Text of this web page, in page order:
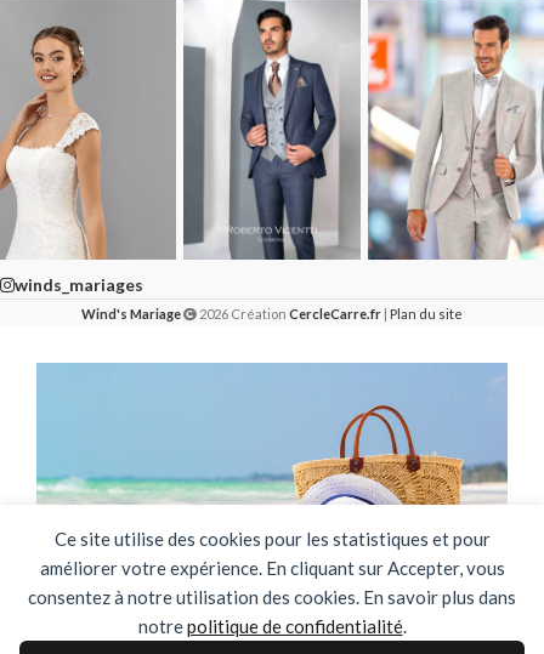
Ce site utilise des cookies pour les statistiques et pour
améliorer votre expérience. En cliquant sur Accepter, vous
consentez à notre utilisation des cookies. En savoir plus dans
notrepolitique de confidentialité.
winds_mariages
Wind's Mariage 2026 Création CercleCarre.fr Plan du site